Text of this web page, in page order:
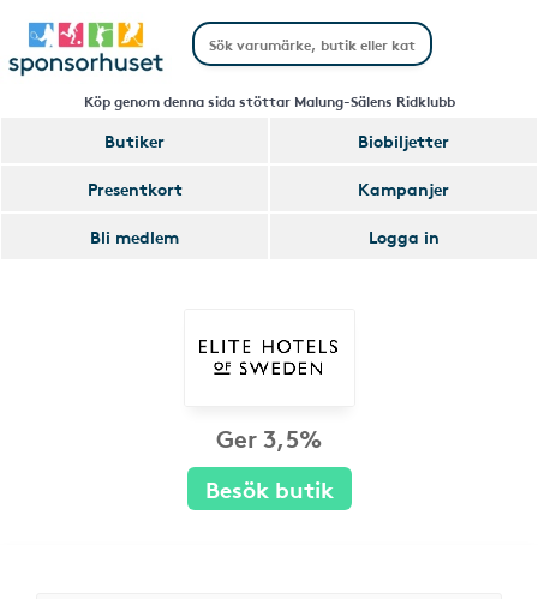
Köp genom denna sida stöttar Malung-Sälens Ridklubb
Butiker
Biobiljetter
Presentkort
Kampanjer
Bli medlem
Logga in
Ger 3,5%
Besök butik